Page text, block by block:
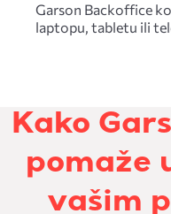
Garson Backoffice koristite bilo gde – na računaru,
laptopu, tabletu ili
Kako Garson Backoffice
pomaže
vašim